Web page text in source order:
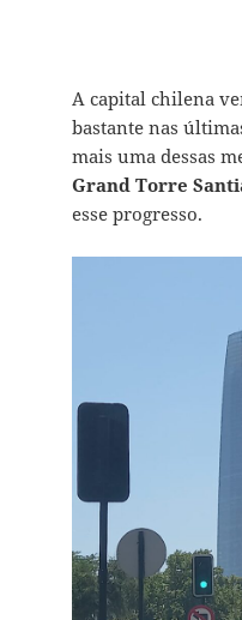
A capital chilena
bastante nas
mais uma dessas
Grand Torre
esse progresso.